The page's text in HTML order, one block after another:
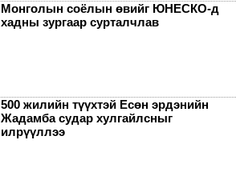
Монголын соёлын өвийг ЮНЕСКО-д
хадны зургаар сурталчлав
500 жилийн түүхтэй Есөн эрдэнийн
Жадамба судар хулгайлсныг
илрүүллээ